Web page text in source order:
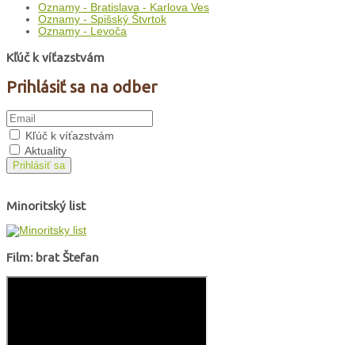
Oznamy - Bratislava - Karlova Ves
Oznamy - Spišský Štvrtok
Oznamy - Levoča
Kľúč k víťazstvám
Prihlásiť sa na odber
Kľúč k víťazstvám
Aktuality
Prihlásiť sa
Minoritský list
Film: brat Štefan